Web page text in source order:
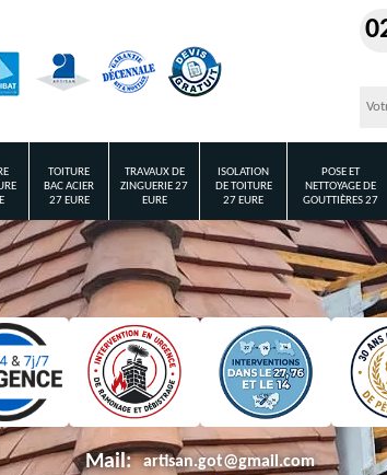
TOITURE
BAC ACIER
27 EURE
TRAVAUX DE
ZINGUERIE 27
EURE
ISOLATION
DE TOITURE
27 EURE
POSE ET
NETTOYAGE DE
GOUTTIÈRES 27
Mail: artisan.got@gmail.com